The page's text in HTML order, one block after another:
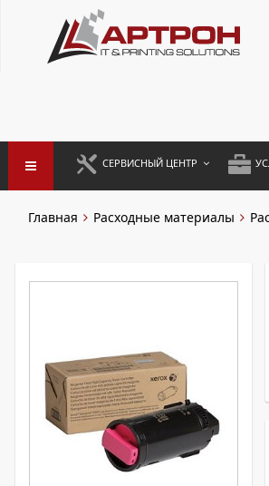
СЕРВИСНЫЙ ЦЕНТР
РАЗОВЫЕ РЕМОНТЫ
Главная Расходные материалы